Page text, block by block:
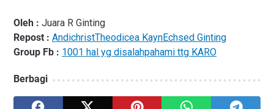
Oleh : Juara R Ginting
Repost : AndichristTheodicea KaynEchsed Ginting
Group Fb : 1001 hal yg disalahpahami ttg KARO
Berbagi